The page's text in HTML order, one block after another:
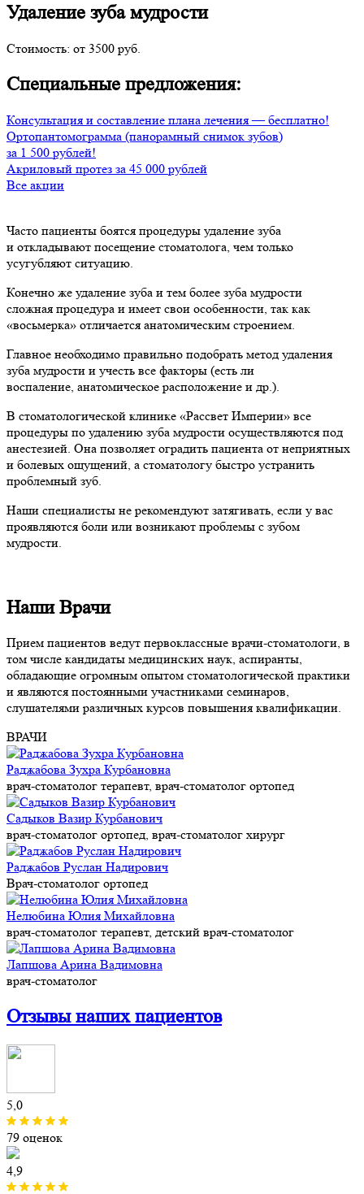
Удаление зуба мудрости
Стоимость: от 3500 руб.
Специальные предложения:
Консультация и составление плана лечения — бесплатно!
Ортопантомограмма (панорамный снимок зубов)
за 1 500 рублей!
Акриловый протез за 45 000 рублей
Все акции
Часто пациенты боятся процедуры удаление зуба
и откладывают посещение стоматолога, чем только
усугубляют ситуацию.
Конечно же удаление зуба и тем более зуба мудрости
сложная процедура и имеет свои особенности, так как
«восьмерка» отличается анатомическим строением.
Главное необходимо правильно подобрать метод удаления
зуба мудрости и учесть все факторы (есть ли
воспаление, анатомическое расположение и др.).
В стоматологической клинике «Рассвет Империи» все
процедуры по удалению зуба мудрости осуществляются под
анестезией. Она позволяет оградить пациента от неприятных
и болевых ощущений, а стоматологу быстро устранить
проблемный зуб.
Наши специалисты не рекомендуют затягивать, если у вас
проявляются боли или возникают проблемы с зубом
мудрости.
НашиВрачи
Прием пациентов ведут первоклассные врачи-стоматологи, в
том числе кандидаты медицинских наук, аспиранты,
обладающие огромным опытом стоматологической практики
и являются постоянными участниками семинаров,
слушателями различных курсов повышения квалификации.
ВРАЧИ
Раджабова Зухра Курбановна
врач-стоматолог терапевт, врач-стоматолог ортопед
Садыков Вазир Курбанович
врач-стоматолог ортопед, врач-стоматолог хирург
Раджабов Руслан Надирович
Врач-стоматолог ортопед
Нелюбина Юлия Михайловна
врач-стоматолог терапевт, детский врач-стоматолог
Лапшова Арина Вадимовна
врач-стоматолог
Отзывынаших пациентов
5,0
79 оценок
4,9